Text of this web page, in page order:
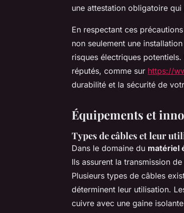
une attestation obligatoire
En respectant ces
non seulement une
risques électriques
réputés, comme sur https://
durabilité et la sécurité de
Équipements et
Types de câbles et leur
Dans le domaine du matériel
Ils assurent la transmission
Plusieurs types de câbles
déterminent leur utilisation.
cuivre avec une gaine